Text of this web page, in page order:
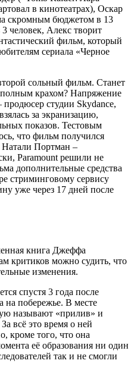
в кинотеатрах), Оскар
скромным бюджетом в 13
человек, Алекс творит
фильм, который
сериала «Черное
сольный фильм. Станет
крахом? Напряжение
студии Skydance,
за экранизацию,
показов. Тестовым
что фильм получился
Портман –
Paramount решили не
дополнительные средства
стриминговому сервису
уже через 17 дней после
книга Джеффа
критиков можно судить, что
изменения.
спустя 3 года после
на побережье. В месте
называют «прилив» и
всё это время о ней
кроме того, что она
её образования ни один
так и не смогли